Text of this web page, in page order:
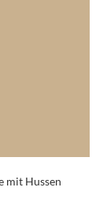
mit Hussen